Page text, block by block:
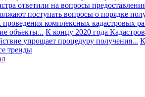
ответили на вопросы
поступать вопросы о порядке
комплексных кадастровых
объекты... К концу 2020 года
упрощает процедуру получения...
тренды